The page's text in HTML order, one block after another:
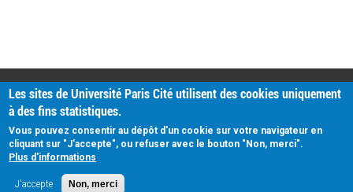
PRATIQUE
Plan d'accès
Intranet
Mentions légales
Données personnelles
Les sites de Université Paris Cité utilisent des cookies uniquement
à des fins statistiques.
Vous pouvez consentir au dépôt d'un cookie sur votre navigateur en
cliquant sur "J'accepte", ou refuser avec le bouton "Non, merci".
Plus d'informations
J'accepte Non, merci